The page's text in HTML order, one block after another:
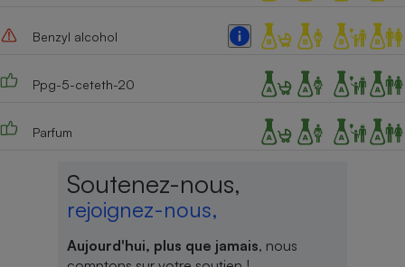
Benzyl alcohol
Ppg-5-ceteth-20
Parfum
Soutenez-nous,
rejoignez-nous,
Aujourd'hui, plus que jamais, nous